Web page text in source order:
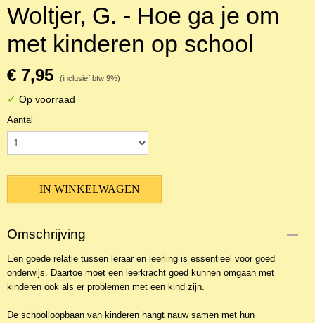
Woltjer, G. - Hoe ga je om
met kinderen op school
€ 7,95 (inclusief btw 9%)
✓ Op voorraad
Aantal
IN WINKELWAGEN
Omschrijving
Een goede relatie tussen leraar en leerling is essentieel voor goed
onderwijs. Daartoe moet een leerkracht goed kunnen omgaan met
kinderen ook als er problemen met een kind zijn.
De schoolloopbaan van kinderen hangt nauw samen met hun